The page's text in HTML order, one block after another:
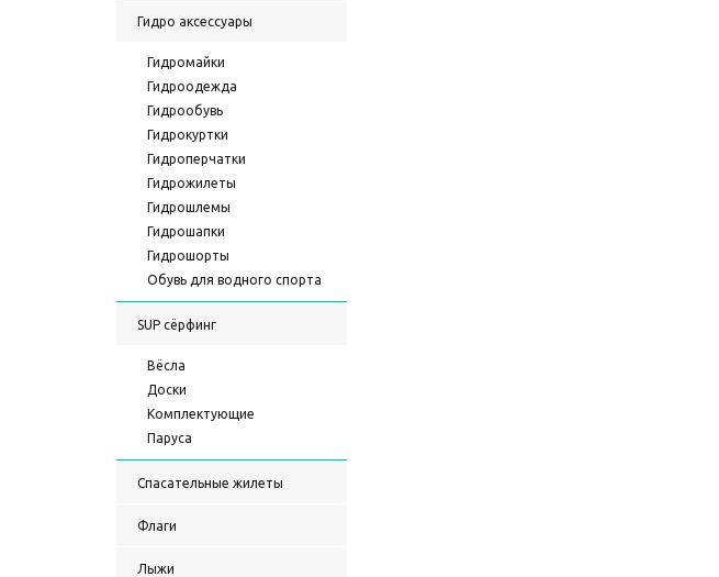
Гидро аксессуары
Гидромайки
Гидроодежда
Гидрообувь
Гидрокуртки
Гидроперчатки
Гидрожилеты
Гидрошлемы
Гидрошапки
Гидрошорты
Обувь для водного спорта
SUP сёрфинг
Вёсла
Доски
Комплектующие
Паруса
Спасательные жилеты
Флаги
Лыжи